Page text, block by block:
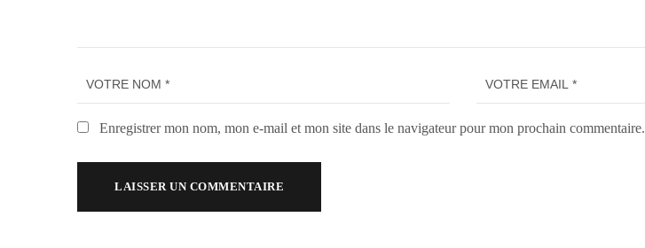
Enregistrer mon nom, mon e-mail et mon site dans le navigateur pour mon prochain commentaire.